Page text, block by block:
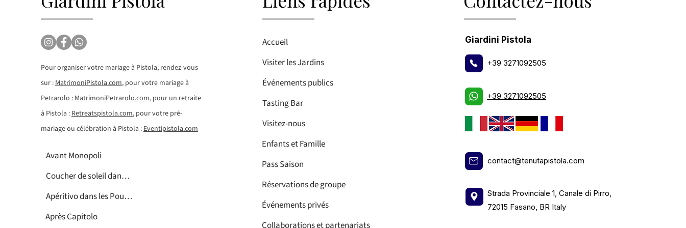
Pour organiser votre mariage à Pistola, rendez-vous
sur : MatrimoniPistola.com, pour votre mariage à
Petrarolo : MatrimoniPetrarolo.com, pour un retraite
à Pistola : Retreatspistola.com, pour votre pré-
mariage ou célébration à Pistola : Eventipistola.com
Avant Monopoli
Coucher de soleil dans les Pouilles
Apéritivo dans les Pouilles
Après Capitolo
Accueil
Visiter les Jardins
Événements publics
Tasting Bar
Visitez-nous
Enfants et Famille
Pass Saison
Réservations de groupe
Événements privés
Collaborations et partenariats
Giardini Pistola
+39 3271092505
+39 3271092505
contact@tenutapistola.com
Strada Provinciale 1, Canale di Pirro,
72015 Fasano, BR Italy